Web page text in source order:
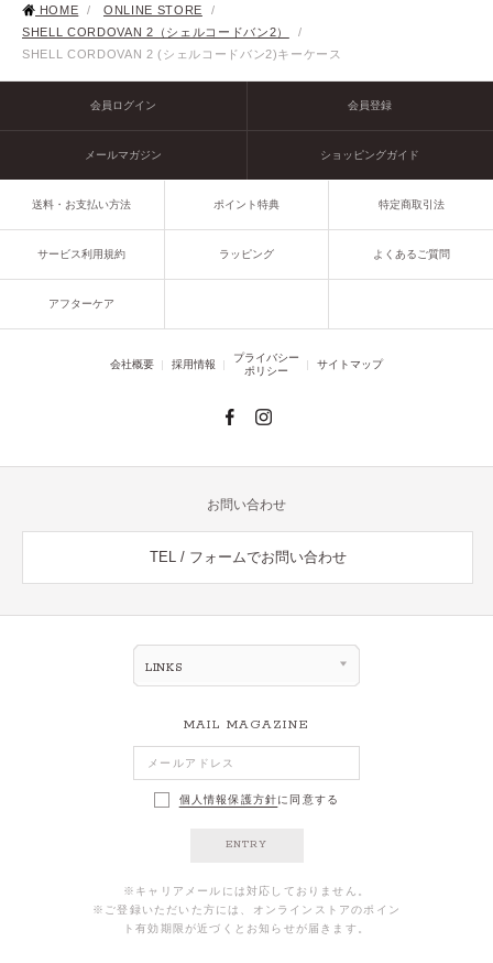
HOME / ONLINE STORE
/
SHELL CORDOVAN 2（シェルコードバン2）
/
SHELL CORDOVAN 2 (シェルコードバン2)キーケース
会員ログイン 会員登録
メールマガジン ショッピングガイド
送料・お支払い方法 ポイント特典 特定商取引法
サービス利用規約 ラッピング よくあるご質問
アフターケア
会社概要 採用情報
プライバシー
ポリシー
サイトマップ
お問い合わせ
TEL / フォームでお問い合わせ
LINKS
MAIL MAGAZINE
個人情報保護方針に同意する
ENTRY
※キャリアメールには対応しておりません。
※ご登録いただいた方には、オンラインストアのポイン
ト有効期限が近づくとお知らせが届きます。